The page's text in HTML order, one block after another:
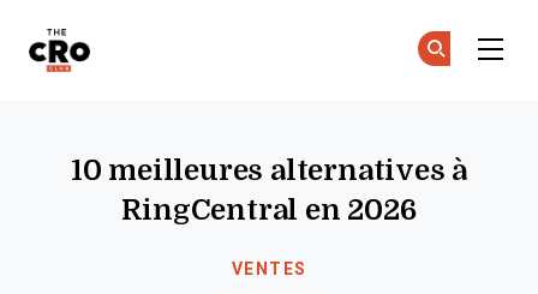
VENTES
10 meilleures alternatives à
RingCentral en 2026